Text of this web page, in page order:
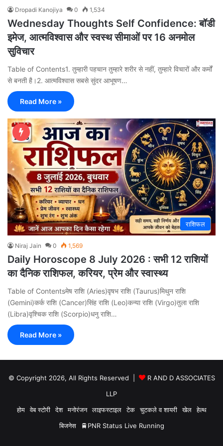
Dropadi Kanojiya 0 1,534
Wednesday Thoughts Self Confidence: बॉडी
इमेज, आत्मविश्वास और स्वस्थ सीमाओं पर 16 अनमोल
सुविचार
Table of Contents1. तुम्हारी पहचान तुम्हारे शरीर से नहीं, तुम्हारे विचारों और कर्मों
से बनती है।2. आत्मविश्वास सबसे सुंदर आभूषण…
Read More »
राशिफल
Niraj Jain 0 1,569
Daily Horoscope 8 July 2026 : सभी 12 राशियों
का दैनिक राशिफल, करियर, प्रेम और स्वास्थ्य
Table of Contentsमेष राशि (Aries)वृषभ राशि (Taurus)मिथुन राशि
(Gemini)कर्क राशि (Cancer)सिंह राशि (Leo)कन्या राशि (Virgo)तुला राशि
(Libra)वृश्चिक राशि (Scorpio)धनु राशि…
Read More »
© Copyright 2026, All Rights Reserved |
R AND D ASSOCIATES
LLP
होम
वेब स्टोरी देश मनोरंजन लाइफस्टाइल टेक चुटकले व शायरी खेल
हेल्थ
बिजनेस
🚆PNR Status Live Running